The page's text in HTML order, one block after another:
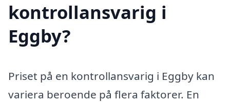
kontrollansvarig i
Eggby?
Priset på en kontrollansvarig i Eggby kan
variera beroende på flera faktorer. En